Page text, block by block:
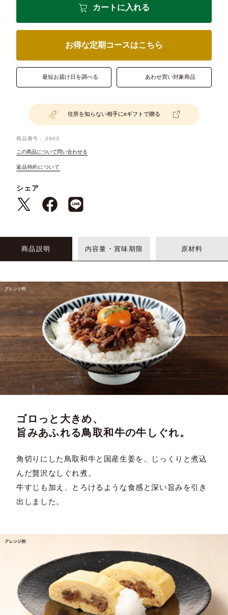
カートに入れる
お得な定期コースはこちら
最短お届け日を調べる あわせ買い対象商品
住所を知らない相手にeギフトで贈る
商品番号 2803
この商品について問い合わせる
返品特約について
シェア
商品説明 内容量・賞味期限 原材料
ゴロっと大きめ、
旨みあふれる鳥取和牛の牛しぐれ。
角切りにした鳥取和牛と国産生姜を、じっくりと煮込
んだ贅沢なしぐれ煮。
牛すじも加え、とろけるような食感と深い旨みを引き
出しました。